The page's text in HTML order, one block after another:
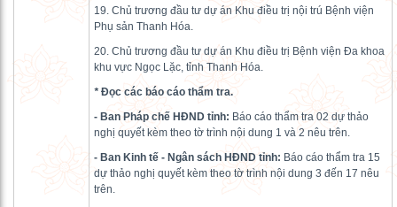
19. Chủ trương đầu tư dự án Khu điều trị nội trú Bệnh viện
Phụ sản Thanh Hóa.
20. Chủ trương đầu tư dự án Khu điều trị Bệnh viện Đa khoa
khu vực Ngọc Lặc, tỉnh Thanh Hóa.
* Đọccác báo cáo thẩm tra.
- Ban Pháp chế HĐND tỉnh: Báo cáo thẩm tra 02 dự thảo
nghị quyết kèm theo tờ trình nội dung 1 và 2 nêu trên.
- Ban Kinh tế - Ngân sách HĐND tỉnh: Báo cáo thẩm tra 15
dự thảo nghị quyết kèm theo tờ trình nội dung 3 đến 17 nêu
trên.